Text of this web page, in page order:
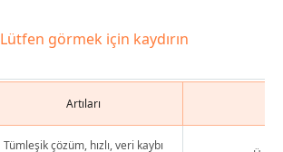
Lütfen görmek için kaydırın
Artıları
Tümleşik çözüm, hızlı, veri kaybı